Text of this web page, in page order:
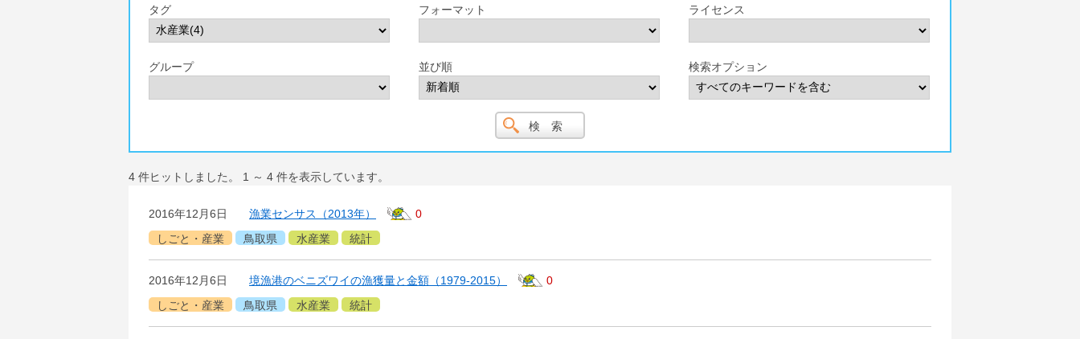
タグ フォーマット ライセンス
グループ 並び順 検索オプション
4 件ヒットしました。 1 ～ 4 件を表示しています。
2016年12月6日 漁業センサス（2013年）
0
しごと・産業
鳥取県 水産業 統計
2016年12月6日 境漁港のベニズワイの漁獲量と金額（1979-2015）
0
しごと・産業
鳥取県 水産業 統計